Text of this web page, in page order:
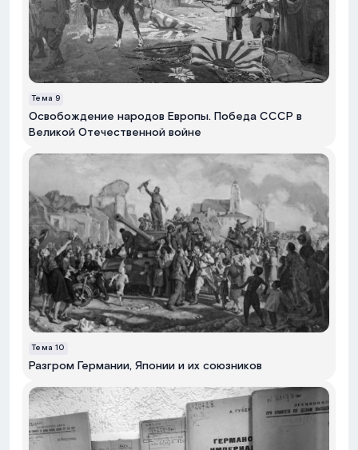
Тема 9
Освобождение народов Европы. Победа СССР в
Великой Отечественной войне
Тема 10
Разгром Германии, Японии и их союзников